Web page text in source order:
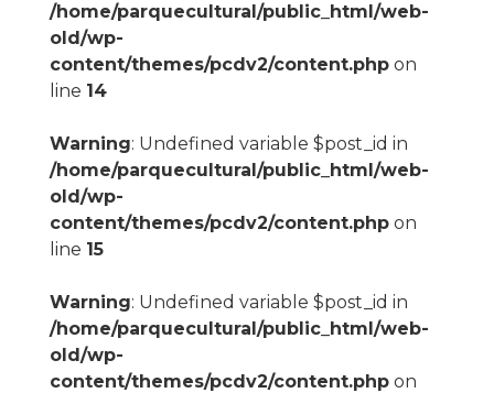
/home/parquecultural/public_html/web-
old/wp-
content/themes/pcdv2/content.phpon
line 14
Warning: Undefined variable $post_id in
/home/parquecultural/public_html/web-
old/wp-
content/themes/pcdv2/content.phpon
line 15
Warning: Undefined variable $post_id in
/home/parquecultural/public_html/web-
old/wp-
content/themes/pcdv2/content.phpon